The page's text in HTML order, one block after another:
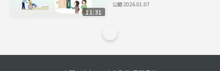
11:31
公開2026.01.07